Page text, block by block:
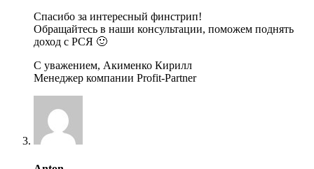
Спасибо за интересный финстрип!
Обращайтесь в наши консультации, поможем поднять
доход с РСЯ 🙂
С уважением, Акименко Кирилл
Менеджер компании Profit-Partner